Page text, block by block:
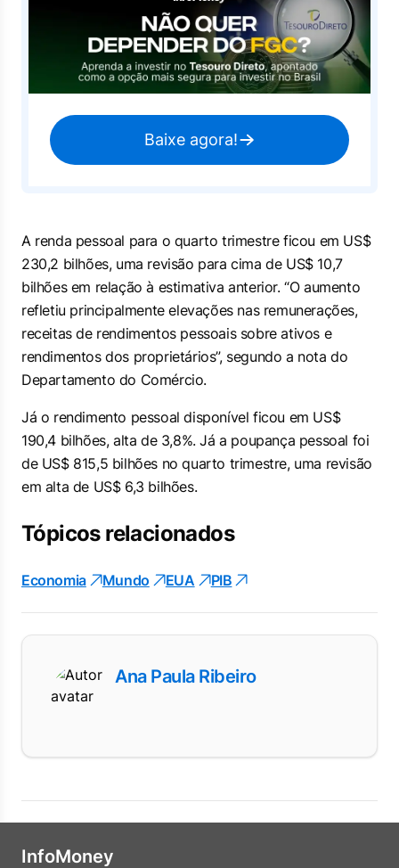
Baixe agora!
A renda pessoal para o quarto trimestre ficou em US$
230,2 bilhões, uma revisão para cima de US$ 10,7
bilhões em relação à estimativa anterior. “O aumento
refletiu principalmente elevações nas remunerações,
receitas de rendimentos pessoais sobre ativos e
rendimentos dos proprietários”, segundo a nota do
Departamento do Comércio.
Já o rendimento pessoal disponível ficou em US$
190,4 bilhões, alta de 3,8%. Já a poupança pessoal foi
de US$ 815,5 bilhões no quarto trimestre, uma revisão
em alta de US$ 6,3 bilhões.
Tópicos relacionados
Economia Mundo EUA PIB
Ana Paula Ribeiro
InfoMoney